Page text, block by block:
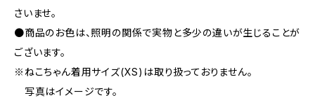
さいませ。
●商品のお色は、照明の関係で実物と多少の違いが生じることが
ございます。
※ねこちゃん着用サイズ(XS)は取り扱っておりません。
写真はイメージです。